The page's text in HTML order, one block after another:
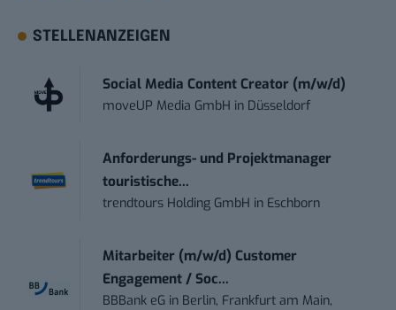
STELLENANZEIGEN
Social Media Content Creator (m/w/d)
moveUP Media GmbH in Düsseldorf
Anforderungs- und Projektmanager
touristische...
trendtours Holding GmbH in Eschborn
Mitarbeiter (m/w/d) Customer
Engagement / Soc...
BBBank eG in Berlin, Frankfurt am Main,